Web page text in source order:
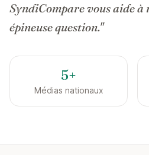
SyndiCompare vous aide à
épineuse question."
5+
Médias nationaux